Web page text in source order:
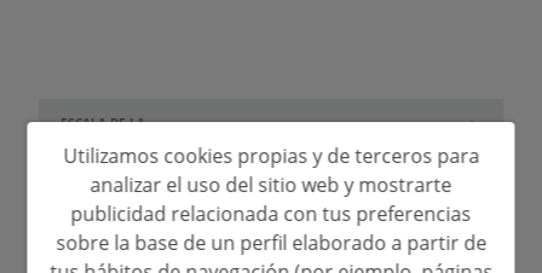
ESCALA DE LA
ENERGÉTICA
Emisiones kgCO /m2
año
B
C
Utilizamos cookies propias y de terceros para
analizar el uso del sitio web y mostrarte
publicidad relacionada con tus preferencias
sobre la base de un perfil elaborado a partir de